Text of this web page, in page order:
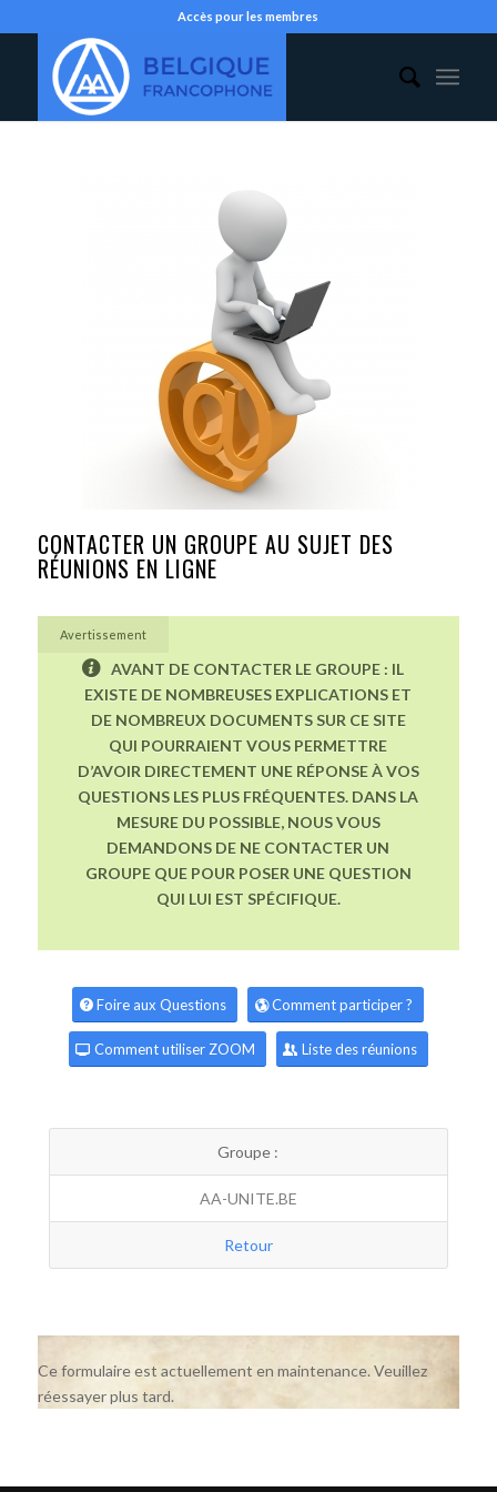
Accès pour les membres
CONTACTER UN GROUPE AU SUJET DES
RÉUNIONS EN LIGNE
Avertissement
AVANT DE CONTACTER LE GROUPE : IL
EXISTE DE NOMBREUSES EXPLICATIONS ET
DE NOMBREUX DOCUMENTS SUR CE SITE
QUI POURRAIENT VOUS PERMETTRE
D’AVOIR DIRECTEMENT UNE RÉPONSE À VOS
QUESTIONS LES PLUS FRÉQUENTES. DANS LA
MESURE DU POSSIBLE, NOUS VOUS
DEMANDONS DE NE CONTACTER UN
GROUPE QUE POUR POSER UNE QUESTION
QUI LUI EST SPÉCIFIQUE.
Foire aux Questions Comment participer ?
Comment utiliser ZOOM Liste des réunions
Groupe :
AA-UNITE.BE
Retour
Ce formulaire est actuellement en maintenance. Veuillez
réessayer plus tard.